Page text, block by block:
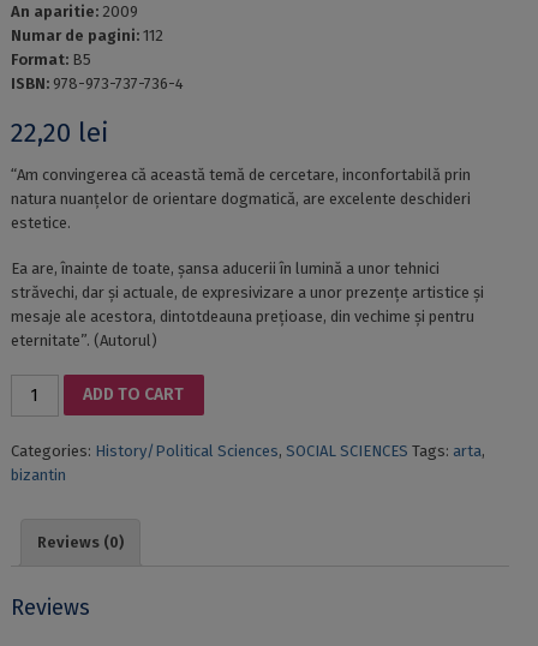
An aparitie: 2009
Numar de pagini: 112
Format: B5
ISBN: 978-973-737-736-4
22,20 lei
“Am convingerea că această temă de cercetare, inconfortabilă prin
natura nuanțelor de orientare dogmatică, are excelente deschideri
estetice.
Ea are, înainte de toate, șansa aducerii în lumină a unor tehnici
străvechi, dar și actuale, de expresivizare a unor prezențe artistice și
mesaje ale acestora, dintotdeauna prețioase, din vechime și pentru
eternitate”. (Autorul)
EXPRESSION
IN
MOSAICS
ADD TO CART
Categories: History/Political Sciences, SOCIAL SCIENCES Tags: arta,
bizantin
Reviews (0)
Reviews